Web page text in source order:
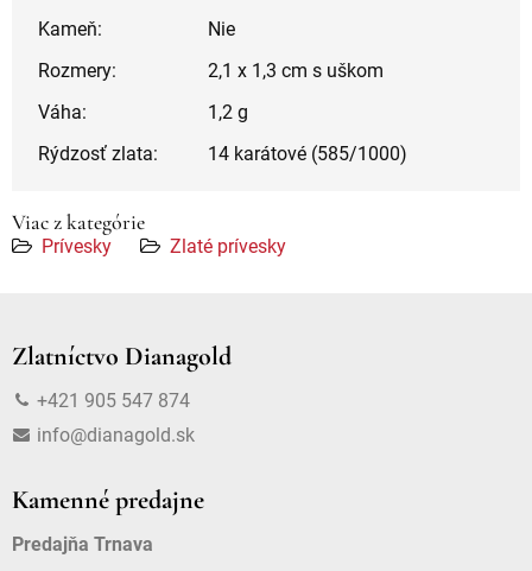
Kameň:
Nie
Rozmery:
2,1 x 1,3 cm s uškom
Váha:
1,2 g
Rýdzosť zlata:
14 karátové (585/1000)
Viac z kategórie
Prívesky Zlaté prívesky
Zlatníctvo Dianagold
+421 905 547 874
info@dianagold.sk
Kamenné predajne
Predajňa Trnava